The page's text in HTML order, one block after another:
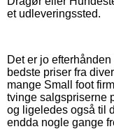
et udleveringssted.
Det er jo
bedste priser fra
mange Small foot
tvinge salgspriserne
og ligeledes også til
endda nogle gange